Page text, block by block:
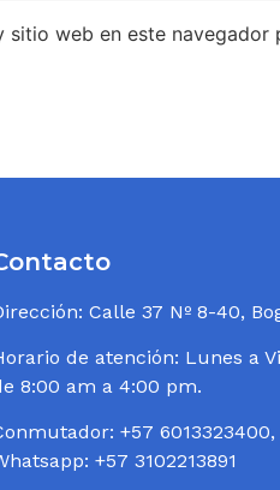
web en este
Calle 37 Nº 8-40,
de atención: Lunes a
8:00 am a 4:00 pm.
+57 6013323400,
+57 3102213891